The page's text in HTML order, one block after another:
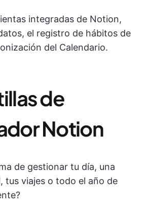
integradas de Notion,
el registro de hábitos de
del Calendario.
de
Notion
de gestionar tu día, una
tus viajes o todo el año de